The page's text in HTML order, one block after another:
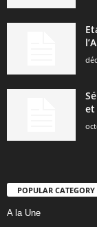
et
POPULAR CATEGORY
A la Une